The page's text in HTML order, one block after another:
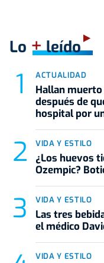
Lo +leído
ACTUALIDAD
Hallan muerto
después de
hospital por
VIDA Y ESTILO
¿Los huevos
Ozempic?
VIDA Y ESTILO
Las tres
el médico
VIDA Y ESTILO